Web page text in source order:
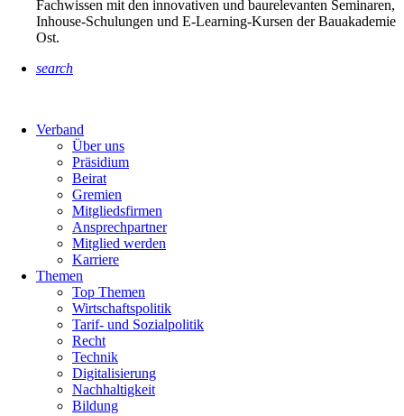
Fachwissen mit den innovativen und baurelevanten Seminaren,
Inhouse-Schulungen und E-Learning-Kursen der Bauakademie
Ost.
search
Verband
Über uns
Präsidium
Beirat
Gremien
Mitgliedsfirmen
Ansprechpartner
Mitglied werden
Karriere
Themen
Top Themen
Wirtschaftspolitik
Tarif- und Sozialpolitik
Recht
Technik
Digitalisierung
Nachhaltigkeit
Bildung